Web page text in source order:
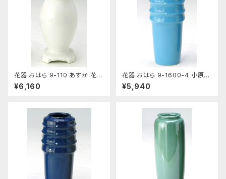
花器 おはら 9-110 あすか 花瓶
フラワーベース 投入
¥6,160
花器 おはら 9-1600-4 小原投
入 トルコブルー 花瓶 フラワー
ベース
¥5,940